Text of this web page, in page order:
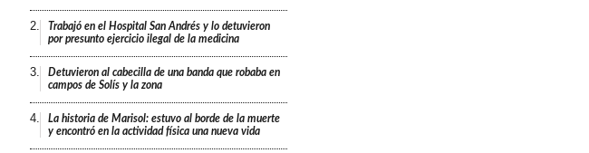
2.
Trabajó en el Hospital San Andrés y lo detuvieron
por presunto ejercicio ilegal de la medicina
3.
Detuvieron al cabecilla de una banda que robaba en
campos de Solís y la zona
4.
La historia de Marisol: estuvo al borde de la muerte
y encontró en la actividad física una nueva vida